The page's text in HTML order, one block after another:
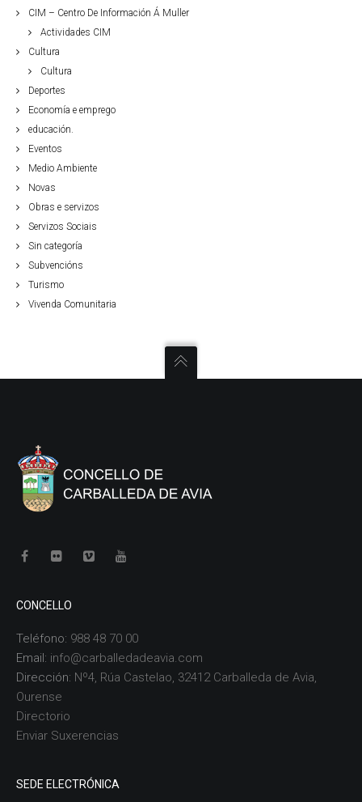
CIM – Centro De Información Á Muller
Actividades CIM
Cultura
Cultura
Deportes
Economía e emprego
educación.
Eventos
Medio Ambiente
Novas
Obras e servizos
Servizos Sociais
Sin categoría
Subvencións
Turismo
Vivenda Comunitaria
CONCELLO
Teléfono: 988 48 70 00
Email: info@carballedadeavia.com
Dirección: Nº4, Rúa Castelao, 32412 Carballeda de Avia,
Ourense
Directorio
Enviar Suxerencias
SEDE ELECTRÓNICA